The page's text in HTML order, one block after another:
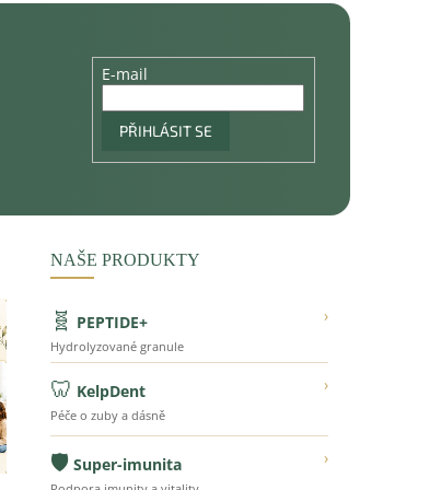
E-mail
PŘIHLÁSIT SE
NAŠE PRODUKTY
🧬 PEPTIDE+ ›
Hydrolyzované granule
🦷 KelpDent ›
Péče o zuby a dásně
🛡️ Super-imunita ›